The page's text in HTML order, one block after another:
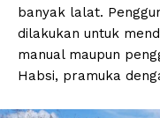
banyak lalat.
dilakukan untuk
manual maupun
Habsi, pramuka